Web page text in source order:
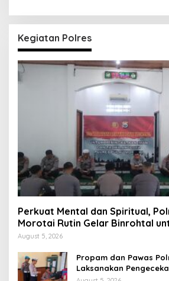
Kegiatan Polres
Perkuat Mental dan Spiritual,
Morotai Rutin Gelar Binrohtal
Personel Berintegritas
August 5, 2026
Propam dan Pawas
Laksanakan
Pastikan Masyarakat